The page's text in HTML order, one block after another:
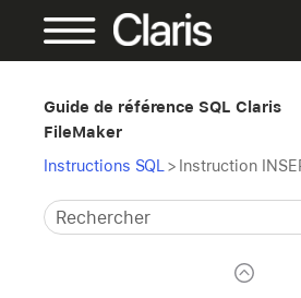
Guide de référence SQL Claris
FileMaker
Instructions SQL > Instruction